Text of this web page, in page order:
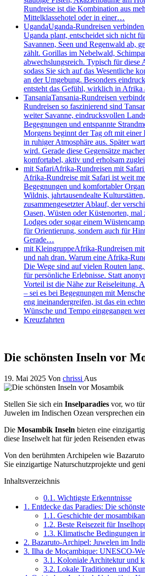
Rundreise ist die Kombination aus
Mittelklassehotel oder in einer…
UgandaUganda-Rundreisen
Uganda plant, entscheidet sich nicht
Savannen, Seen und Regenwald ab,
zählt. Gorillas im Nebelwald,
abwechslungsreich. Typisch für
sodass Sie sich auf das Wesentliche
an der Umgebung. Besonders
entsteht das Gefühl, wirklich in Afrika
TansaniaTansania-Rundreisen
Rundreisen so faszinierend sind
weiter Savanne, eindrucksvollen
Begegnungen und entspannte
Morgens beginnt der Tag oft mit
in ruhiger Atmosphäre aus. Später
wird. Gerade diese Gegensätze
komfortabel, aktiv und erholsam
mit SafariAfrika-Rundreisen mit
Afrika-Rundreise mit Safari ist weit
Begegnungen und komfortabler
Wildnis, jahrtausendealte
zusammengesetzter Ablauf, der
Oasen, Wüsten oder Küstenorten,
Lodges oder sogar einem
für Orientierung, sondern auch für
Gerade…
mit KleingruppeAfrika-Rundreisen
und nah dran. Warum eine Afrika-
Die Wege sind auf vielen Routen
für persönliche Erlebnisse. Statt
Vorteil ist die Nähe zur Reiseleitung.
– sei es bei Begegnungen mit
eng ineinandergreifen, ist das ein
Wünsche und Tempo eingegangen
Kreuzfahrten
Die schönsten Inseln vor
19. Mai 2025 Von chrissi Aus
Stellen Sie sich ein Inselparadies vor, wo
Juwelen im Indischen Ozean versprechen
Die Mosambik Inseln bieten eine
diese Inselwelt hat für jeden Reisenden
Von den berühmten Archipelen wie
Sie einzigartige Naturschutzprojekte und
Inhaltsverzeichnis
0.1. Wichtigste Erkenntnisse
1. Entdecke das Paradies: Die
1.1. Geschichte der
1.2. Beste Reisezeit für
1.3. Klimatische Bedingungen
2. Bazaruto-Archipel: Juwelen im
3. Ilha de Moçambique: UNESCO-
3.1. Koloniale Architektur und
3.2. Lokale Traditionen und